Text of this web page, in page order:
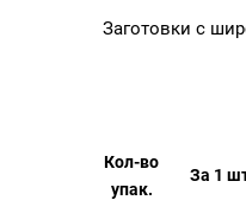
Заготовки с
Кол-во
упак.
За 1